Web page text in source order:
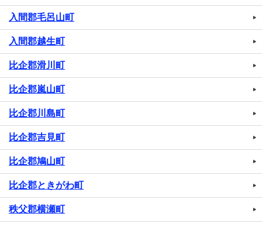
入間郡毛呂山町
入間郡越生町
比企郡滑川町
比企郡嵐山町
比企郡川島町
比企郡吉見町
比企郡鳩山町
比企郡ときがわ町
秩父郡横瀬町